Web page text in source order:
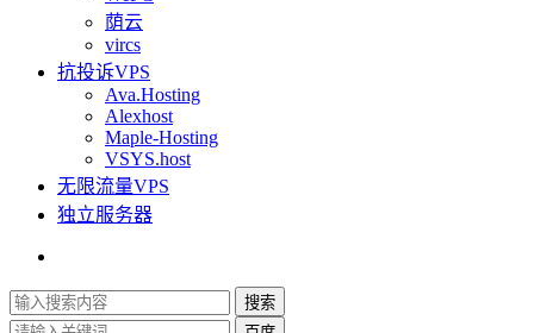
荫云
vircs
抗投诉VPS
Ava.Hosting
Alexhost
Maple-Hosting
VSYS.host
无限流量VPS
独立服务器